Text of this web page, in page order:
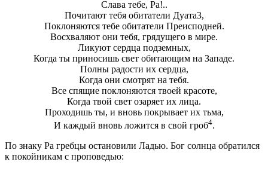
Слава тебе, Ра!..
Почитают тебя обитатели Дуата3,
Поклоняются тебе обитатели Преисподней.
Восхваляют они тебя, грядущего в мире.
Ликуют сердца подземных,
Когда ты приносишь свет обитающим на Западе.
Полны радости их сердца,
Когда они смотрят на тебя.
Все спящие поклоняются твоей красоте,
Когда твой свет озаряет их лица.
Проходишь ты, и вновь покрывает их тьма,
И каждый вновь ложится в свой гроб4.
По знаку Ра гребцы остановили Ладью. Бог солнца обратился
к покойникам с проповедью: